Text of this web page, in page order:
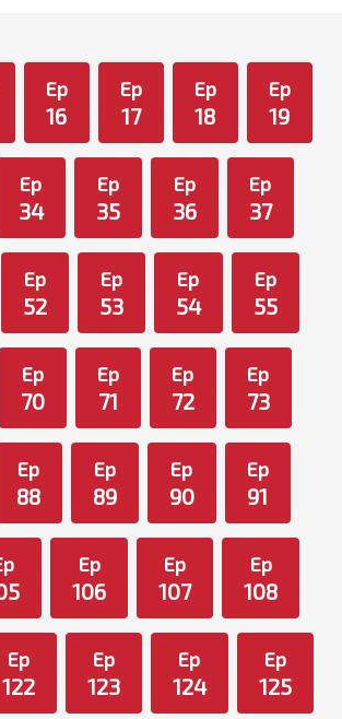
Ep
16
Ep
17
Ep
18
Ep
19
Ep
34
Ep
35
Ep
36
Ep
37
Ep
52
Ep
53
Ep
54
Ep
55
Ep
70
Ep
71
Ep
72
Ep
73
Ep
88
Ep
89
Ep
90
Ep
91
Ep
106
Ep
107
Ep
108
Ep
122
Ep
123
Ep
124
Ep
125